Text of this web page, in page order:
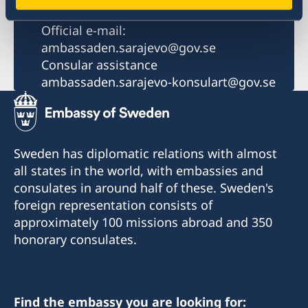
Email
Official e-mail:
ambassaden.sarajevo@gov.se
Consular assistance
ambassaden.sarajevo-konsulart@gov.se
Sweden has diplomatic relations with almost
all states in the world, with embassies and
consulates in around half of these. Sweden's
foreign representation consists of
approximately 100 missions abroad and 350
honorary consulates.
Find the embassy you are looking for: